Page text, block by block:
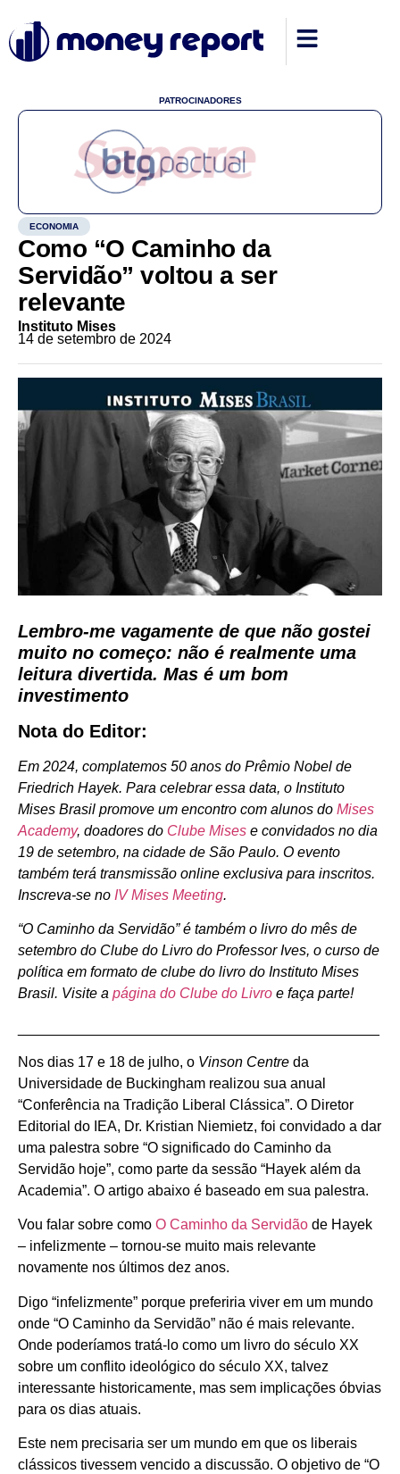
PATROCINADORES
ECONOMIA
Como “O Caminho da
Servidão” voltou a ser
relevante
Instituto Mises
14 de setembro de 2024
Lembro-me vagamente de que não gostei
muito no começo: não é realmente uma
leitura divertida. Mas é um bom
investimento
Nota do Editor:
Em 2024, complatemos 50 anos do Prêmio Nobel de
Friedrich Hayek. Para celebrar essa data, o Instituto
Mises Brasil promove um encontro com alunos do Mises
Academy, doadores do Clube Mises e convidados no dia
19 de setembro, na cidade de São Paulo. O evento
também terá transmissão online exclusiva para inscritos.
Inscreva-se no IV Mises Meeting.
“O Caminho da Servidão” é também o livro do mês de
setembro do Clube do Livro do Professor Ives, o curso de
política em formato de clube do livro do Instituto Mises
Brasil. Visite a página do Clube do Livro e faça parte!
Nos dias 17 e 18 de julho, o Vinson Centre da
Universidade de Buckingham realizou sua anual
“Conferência na Tradição Liberal Clássica”. O Diretor
Editorial do IEA, Dr. Kristian Niemietz, foi convidado a dar
uma palestra sobre “O significado do Caminho da
Servidão hoje”, como parte da sessão “Hayek além da
Academia”. O artigo abaixo é baseado em sua palestra.
Vou falar sobre como O Caminho da Servidão de Hayek
– infelizmente – tornou-se muito mais relevante
novamente nos últimos dez anos.
Digo “infelizmente” porque preferiria viver em um mundo
onde “O Caminho da Servidão” não é mais relevante.
Onde poderíamos tratá-lo como um livro do século XX
sobre um conflito ideológico do século XX, talvez
interessante historicamente, mas sem implicações óbvias
para os dias atuais.
Este nem precisaria ser um mundo em que os liberais
clássicos tivessem vencido a discussão. O objetivo de “O